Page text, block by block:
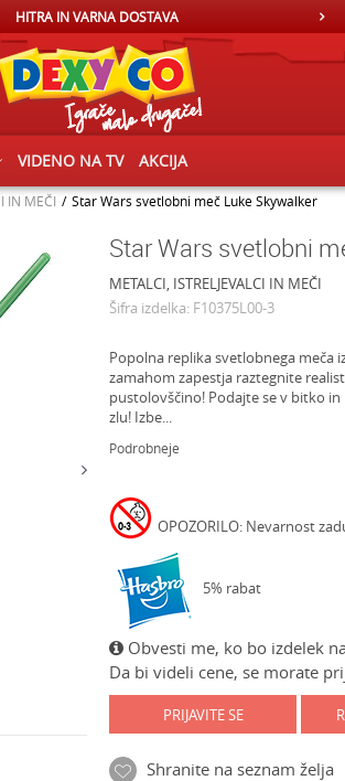
HITRA IN VARNA DOSTAVA
VIDENO NA TV AKCIJA
IN MEČI Star Wars svetlobni meč Luke Skywalker
Star Wars svetlobni
METALCI, ISTRELJEVALCI IN MEČI
Šifra izdelka: F10375L00-3
Popolna replika svetlobnega meča
zamahom zapestja raztegnite
pustolovščino! Podajte se v bitko
zlu! Izbe...
Podrobneje
OPOZORILO: Nevarnost
5% rabat
Obvesti me, ko bo izdelek
Da bi videli cene, se morate
PRIJAVITE SE
Shranite na seznam želja